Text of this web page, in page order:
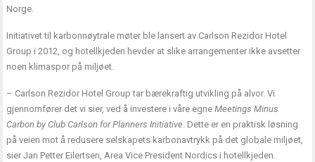
Norge.
Initiativet til karbonnøytrale møter ble lansert av Carlson Rezidor Hotel
Group i 2012, og hotellkjeden hevder at slike arrangementer ikke avsetter
noen klimaspor på miljøet.
– Carlson Rezidor Hotel Group tar bærekraftig utvikling på alvor. Vi
gjennomfører det vi sier, ved å investere i våre egneMeetings Minus
Carbon by Club Carlson for Planners Initiative. Dette er en praktisk løsning
på veien mot å redusere selskapets karbonavtrykk på det globale miljøet,
sier Jan Petter Eilertsen, Area Vice President Nordics i hotellkjeden.